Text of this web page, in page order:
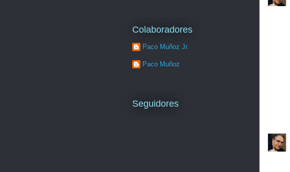
Colaboradores
Paco Muñoz Jr.
Paco Muñoz
Seguidores